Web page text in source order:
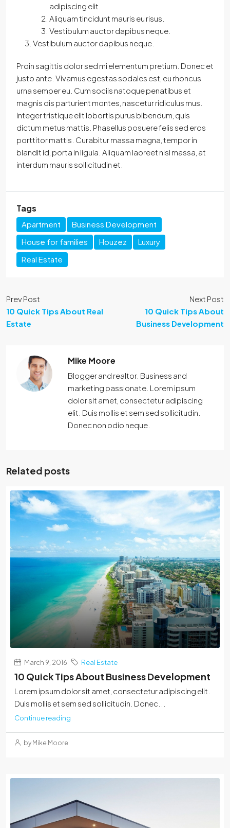
adipiscing elit.
Aliquam tincidunt mauris eu risus.
Vestibulum auctor dapibus neque.
Vestibulum auctor dapibus neque.
Proin sagittis dolor sed mi elementum pretium. Donec et
justo ante. Vivamus egestas sodales est, eu rhoncus
urna semper eu. Cum sociis natoque penatibus et
magnis dis parturient montes, nascetur ridiculus mus.
Integer tristique elit lobortis purus bibendum, quis
dictum metus mattis. Phasellus posuere felis sed eros
porttitor mattis. Curabitur massa magna, tempor in
blandit id, porta in ligula. Aliquam laoreet nisl massa, at
interdum mauris sollicitudin et.
Tags
Apartment
Business Development
House for families
Houzez
Luxury
Real Estate
Prev Post
10 Quick Tips About Real
Estate
Next Post
10 Quick Tips About
Business Development
Mike Moore
Blogger and realtor. Business and
marketing passionate. Lorem ipsum
dolor sit amet, consectetur adipiscing
elit. Duis mollis et sem sed sollicitudin.
Donec non odio neque.
Related posts
March 9, 2016 Real Estate
10 Quick Tips About Business Development
Lorem ipsum dolor sit amet, consectetur adipiscing elit.
Duis mollis et sem sed sollicitudin. Donec...
Continue reading
by Mike Moore